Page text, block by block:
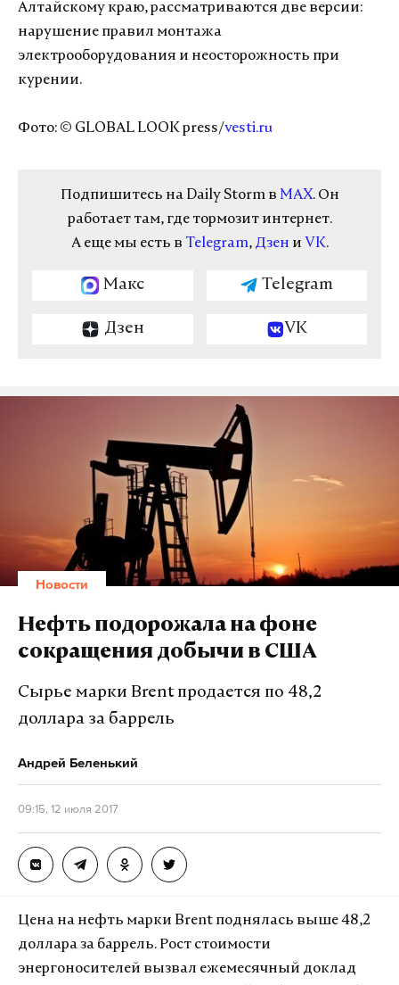
Алтайскому краю, рассматриваются две версии:
нарушение правил монтажа
электрооборудования и неосторожность при
курении.
Фото: © GLOBAL LOOK press/vesti.ru
Подпишитесь на Daily Storm в MAX. Он
работает там, где тормозит интернет.
А еще мы есть в Telegram, Дзен и VK.
Макс Telegram
Дзен VK
Новости
Нефть подорожала на фоне
сокращения добычи в США
Сырье марки Brent продается по 48,2
доллара за баррель
Андрей Беленький
09:15, 12 июля 2017
Цена на нефть марки Brent поднялась выше 48,2
доллара за баррель. Рост стоимости
энергоносителей вызвал ежемесячный доклад